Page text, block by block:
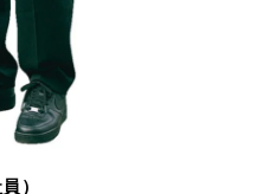
）